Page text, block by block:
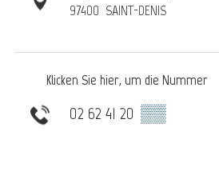
97400 SAINT-DENIS
Klicken Sie hier, um die Nummer
02 62 41 20 ▒▒